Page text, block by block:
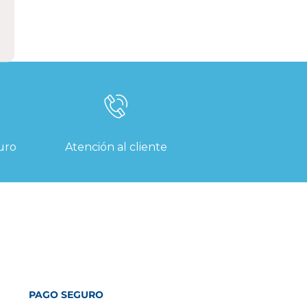
Atención al cliente
PAGO SEGURO